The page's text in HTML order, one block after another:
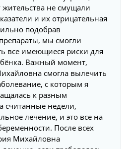
жительства не смущали
и их отрицательная
подобрав
мы смогли
все имеющиеся риски для
Важный момент,
смогла вылечить
с которым я
к разным
считанные недели,
лечение, и это все на
После всех
Михайловна